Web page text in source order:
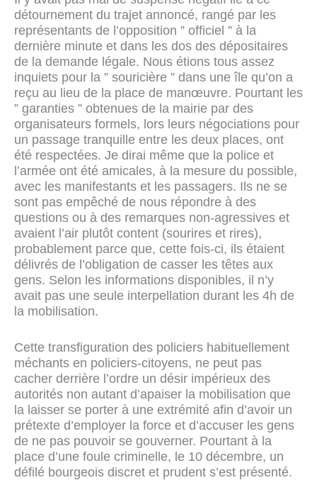
détournement du trajet annoncé, rangé par les
représentants de l’opposition ” officiel ” à la
dernière minute et dans les dos des dépositaires
de la demande légale. Nous étions tous assez
inquiets pour la ” souricière ” dans une île qu’on a
reçu au lieu de la place de manœuvre. Pourtant les
” garanties ” obtenues de la mairie par des
organisateurs formels, lors leurs négociations pour
un passage tranquille entre les deux places, ont
été respectées. Je dirai même que la police et
l’armée ont été amicales, à la mesure du possible,
avec les manifestants et les passagers. Ils ne se
sont pas empêché de nous répondre à des
questions ou à des remarques non-agressives et
avaient l’air plutôt content (sourires et rires),
probablement parce que, cette fois-ci, ils étaient
délivrés de l’obligation de casser les têtes aux
gens. Selon les informations disponibles, il n’y
avait pas une seule interpellation durant les 4h de
la mobilisation.
Cette transfiguration des policiers habituellement
méchants en policiers-citoyens, ne peut pas
cacher derrière l’ordre un désir impérieux des
autorités non autant d’apaiser la mobilisation que
la laisser se porter à une extrémité afin d’avoir un
prétexte d’employer la force et d’accuser les gens
de ne pas pouvoir se gouverner. Pourtant à la
place d’une foule criminelle, le 10 décembre, un
défilé bourgeois discret et prudent s’est présenté.